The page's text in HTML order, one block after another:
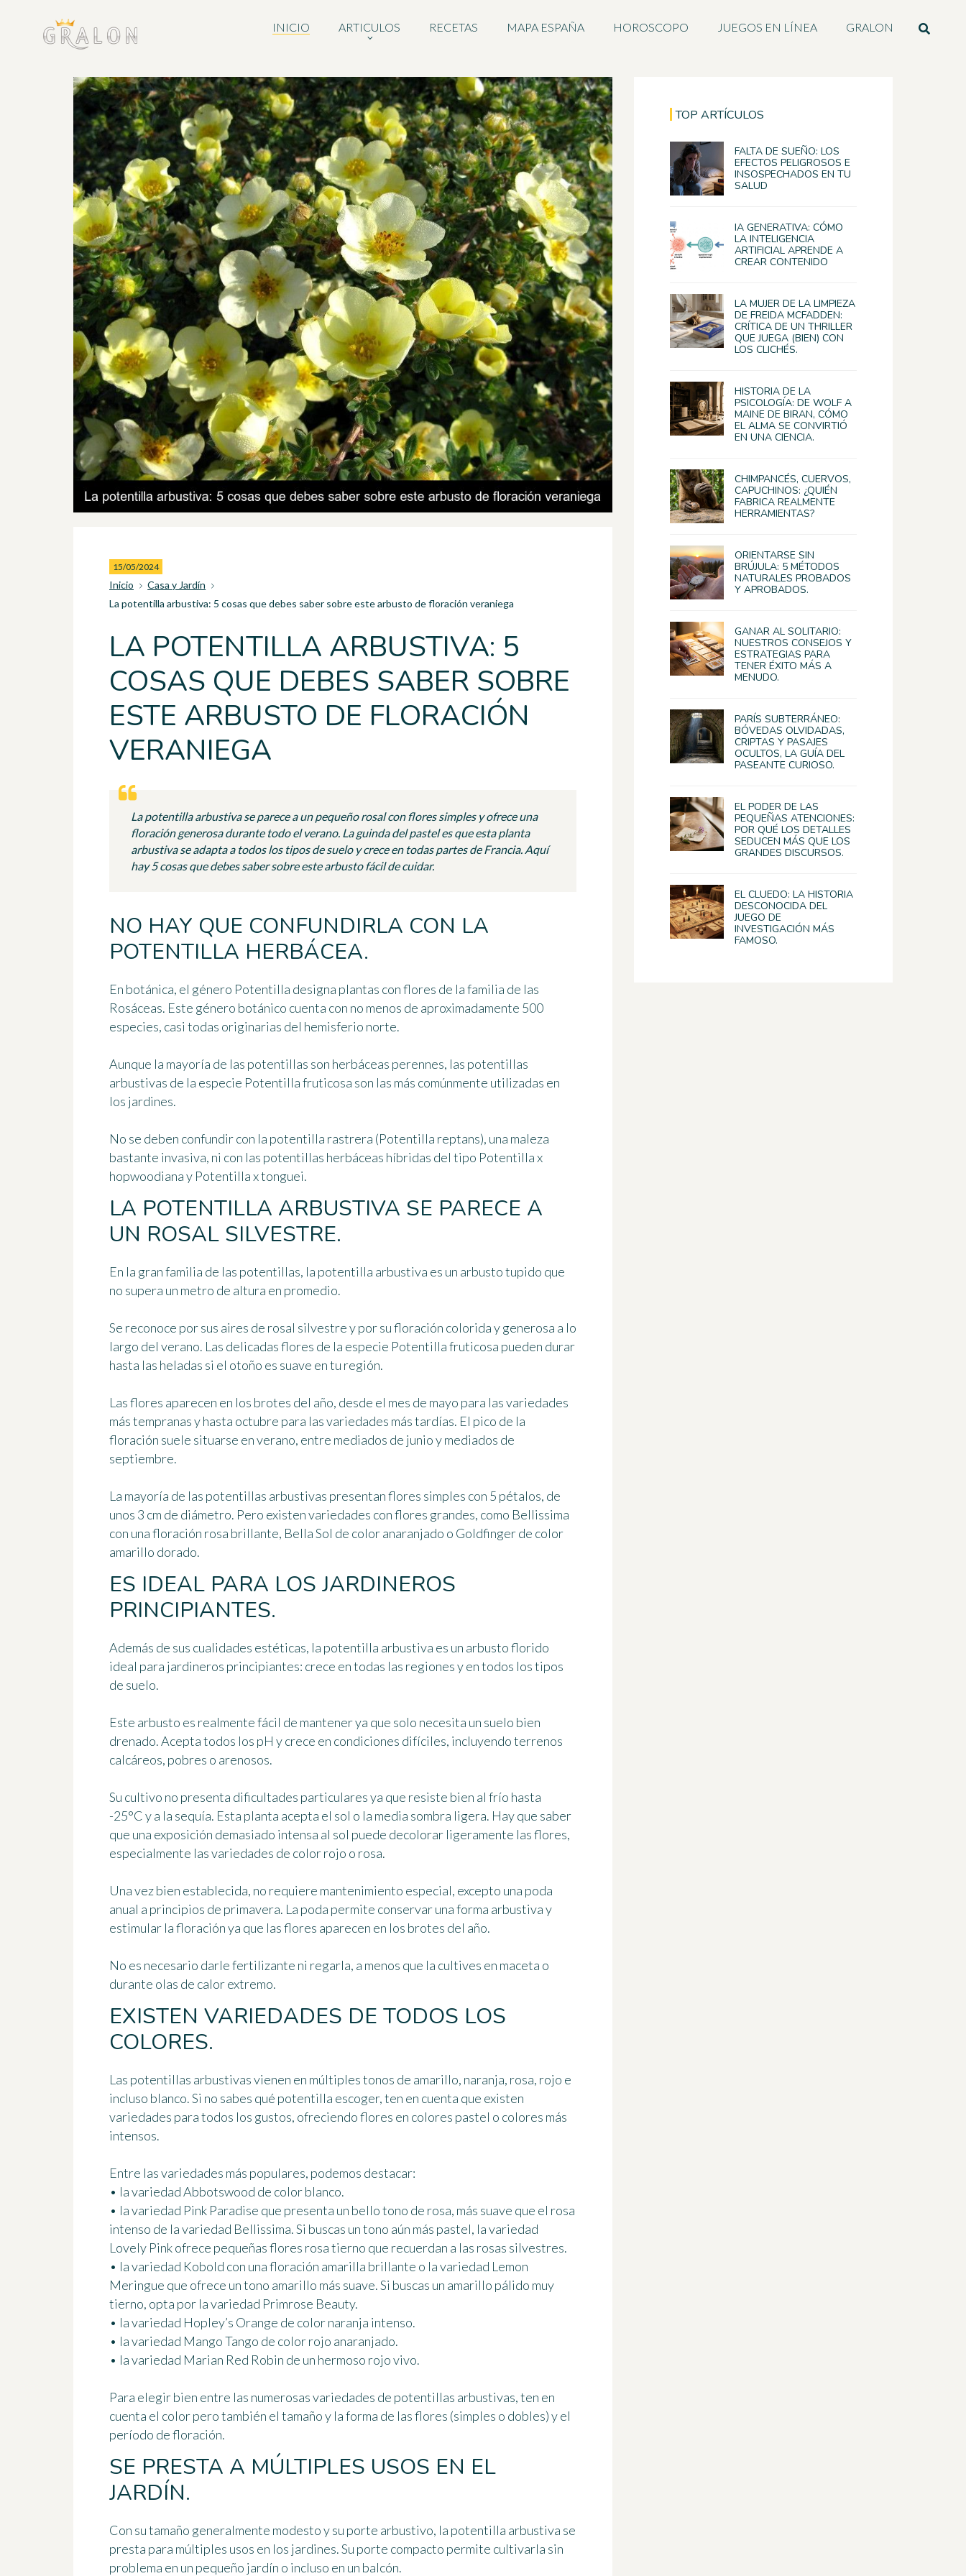
INICIO ARTICULOS RECETAS MAPA ESPAÑA HOROSCOPO JUEGOS EN LÍNEA GRALON
15/05/2024
Inicio
Casa y Jardín
La potentilla arbustiva: 5 cosas que debes saber sobre este arbusto de floración veraniega
LA POTENTILLA ARBUSTIVA: 5
COSAS QUE DEBES SABER SOBRE
ESTE ARBUSTO DE FLORACIÓN
VERANIEGA
La potentilla arbustiva se parece a un pequeño rosal con flores simples y ofrece una
floración generosa durante todo el verano. La guinda del pastel es que esta planta
arbustiva se adapta a todos los tipos de suelo y crece en todas partes de Francia. Aquí
hay 5 cosas que debes saber sobre este arbusto fácil de cuidar.
NO HAY QUE CONFUNDIRLA CON LA
POTENTILLA HERBÁCEA.
En botánica, el género Potentilla designa plantas con flores de la familia de las
Rosáceas. Este género botánico cuenta con no menos de aproximadamente 500
especies, casi todas originarias del hemisferio norte.
Aunque la mayoría de las potentillas son herbáceas perennes, las potentillas
arbustivas de la especie Potentilla fruticosa son las más comúnmente utilizadas en
los jardines.
No se deben confundir con la potentilla rastrera (Potentilla reptans), una maleza
bastante invasiva, ni con las potentillas herbáceas híbridas del tipo Potentilla x
hopwoodianay Potentilla x tonguei.
LA POTENTILLA ARBUSTIVA SE PARECE A
UN ROSAL SILVESTRE.
En la gran familia de las potentillas, la potentilla arbustiva es un arbusto tupido que
no supera un metro de altura en promedio.
Se reconoce por sus aires de rosal silvestre y porsu floración colorida y generosa a lo
largo del verano. Las delicadas flores de la especie Potentilla fruticosa pueden durar
hasta las heladas si el otoño es suave en tu región.
Las flores aparecen en los brotes del año, desde el mes de mayo para las variedades
más tempranas y hasta octubre para las variedades más tardías. El pico de la
floración suele situarse en verano, entre mediados de junio y mediados de
septiembre.
La mayoría de las potentillas arbustivas presentan flores simples con 5 pétalos, de
unos 3 cm de diámetro. Pero existenvariedades con flores grandes, como Bellissima
con una floración rosa brillante, Bella Sol de color anaranjado o Goldfingerde color
amarillo dorado.
ES IDEAL PARA LOS JARDINEROS
PRINCIPIANTES.
Además de sus cualidades estéticas, la potentilla arbustiva es un arbusto florido
ideal para jardineros principiantes: crece en todas las regiones y en todos los tipos
de suelo.
Este arbusto es realmente fácil de mantener ya que solo necesita un suelo bien
drenado. Acepta todos los pH y crece en condiciones difíciles, incluyendo terrenos
calcáreos, pobres o arenosos.
Su cultivo no presenta dificultades particulares ya que resiste bien al frío hasta
-25°C y a la sequía. Esta planta acepta el sol o la media sombra ligera. Hay que saber
que una exposición demasiado intensa al sol puede decolorar ligeramente las flores,
especialmente las variedades de color rojo o rosa.
Una vez bien establecida, no requiere mantenimiento especial, excepto una poda
anual a principios de primavera. La poda permite conservar una forma arbustiva y
estimular la floración ya que las flores aparecen en los brotes del año.
No es necesario darle fertilizante ni regarla, a menos que la cultives en maceta o
durante olas de calor extremo.
EXISTEN VARIEDADES DE TODOS LOS
COLORES.
Las potentillas arbustivas vienen en múltiples tonos de amarillo, naranja, rosa, rojo e
incluso blanco. Si no sabes qué potentilla escoger, ten en cuenta que existen
variedades para todos los gustos, ofreciendo flores en colores pastel o colores más
intensos.
Entre las variedades más populares, podemos destacar:
• la variedadAbbotswood de color blanco.
• la variedad Pink Paradise que presenta un bello tono de rosa, más suave que el rosa
intenso de la variedad Bellissima. Si buscas un tono aún más pastel, la variedad
Lovely Pinkofrece pequeñas flores rosa tierno que recuerdan a las rosas silvestres.
• la variedad Kobold con una floración amarilla brillante o la variedad Lemon
Meringue que ofrece un tono amarillo más suave. Si buscas un amarillo pálido muy
tierno, opta por la variedad Primrose Beauty.
• la variedad Hopley’s Orange de color naranja intenso.
• la variedad Mango Tango de color rojo anaranjado.
• la variedad Marian Red Robin de un hermoso rojo vivo.
Para elegir bien entre las numerosas variedades de potentillas arbustivas, ten en
cuenta el color pero también el tamaño y la forma de las flores (simples o dobles) yel
período de floración.
SE PRESTA A MÚLTIPLES USOS EN EL
JARDÍN.
Con su tamaño generalmente modesto y su porte arbustivo, la potentilla arbustiva se
presta para múltiples usos en los jardines. Su porte compacto permite cultivarla sin
problema en un pequeño jardín o incluso en un balcón.
TOP ARTÍCULOS
FALTA DE SUEÑO: LOS
EFECTOS PELIGROSOS E
INSOSPECHADOS EN TU
SALUD
IA GENERATIVA: CÓMO
LA INTELIGENCIA
ARTIFICIAL APRENDE A
CREAR CONTENIDO
LA MUJER DE LA LIMPIEZA
DE FREIDA MCFADDEN:
CRÍTICA DE UN THRILLER
QUE JUEGA (BIEN) CON
LOS CLICHÉS.
HISTORIA DE LA
PSICOLOGÍA: DE WOLF A
MAINE DE BIRAN, CÓMO
EL ALMA SE CONVIRTIÓ
EN UNA CIENCIA.
CHIMPANCÉS, CUERVOS,
CAPUCHINOS: ¿QUIÉN
FABRICA REALMENTE
HERRAMIENTAS?
ORIENTARSE SIN
BRÚJULA: 5 MÉTODOS
NATURALES PROBADOS
Y APROBADOS.
GANAR AL SOLITARIO:
NUESTROS CONSEJOS Y
ESTRATEGIAS PARA
TENER ÉXITO MÁS A
MENUDO.
PARÍS SUBTERRÁNEO:
BÓVEDAS OLVIDADAS,
CRIPTAS Y PASAJES
OCULTOS, LA GUÍA DEL
PASEANTE CURIOSO.
EL PODER DE LAS
PEQUEÑAS ATENCIONES:
POR QUÉ LOS DETALLES
SEDUCEN MÁS QUE LOS
GRANDES DISCURSOS.
EL CLUEDO: LA HISTORIA
DESCONOCIDA DEL
JUEGO DE
INVESTIGACIÓN MÁS
FAMOSO.